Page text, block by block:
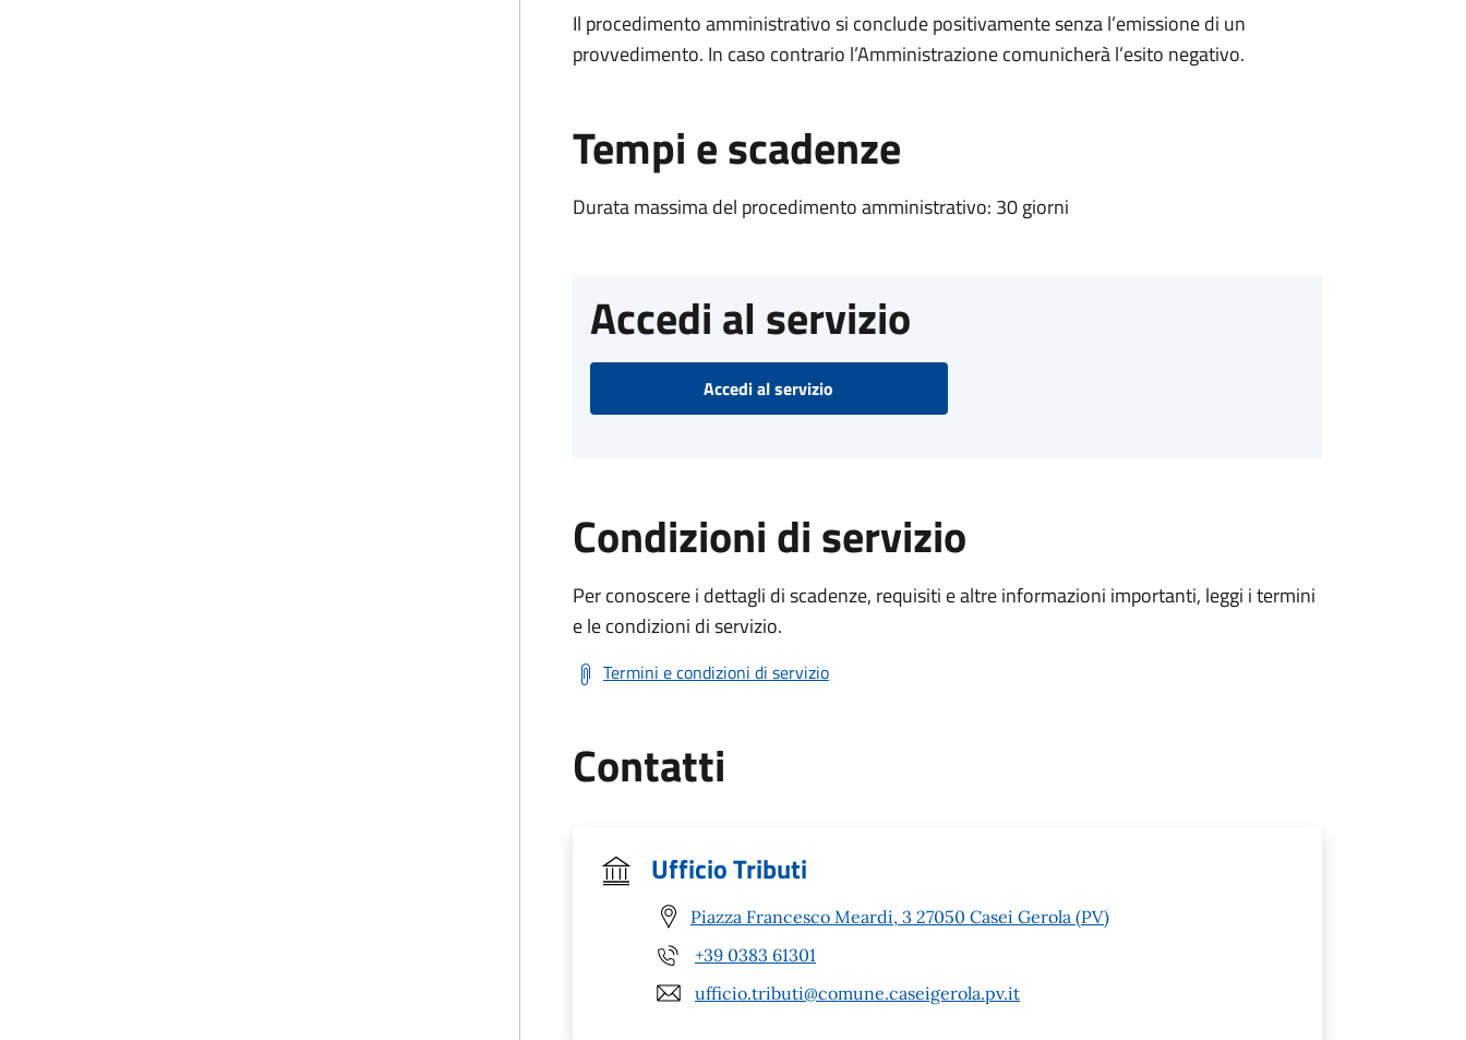
Il procedimento amministrativo si conclude positivamente senza l’emissione di un
provvedimento. In caso contrario l’Amministrazione comunicherà l’esito negativo.
Tempi e scadenze
Durata massima del procedimento amministrativo: 30 giorni
Accedi al servizio
Accedi al servizio
Condizioni di servizio
Per conoscere i dettagli di scadenze, requisiti e altre informazioni importanti, leggi i termini
e le condizioni di servizio.
Termini e condizioni di servizio
Contatti
Ufficio Tributi
Piazza Francesco Meardi, 3 27050 Casei Gerola (PV)
+39 0383 61301
ufficio.tributi@comune.caseigerola.pv.it